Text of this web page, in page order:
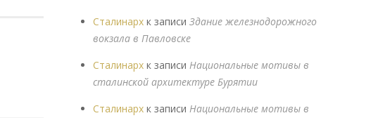
Сталинарх к записи Здание железнодорожного
вокзала в Павловске
Сталинарх к записи Национальные мотивы в
сталинской архитектуре Бурятии
Сталинарх к записи Национальные мотивы в